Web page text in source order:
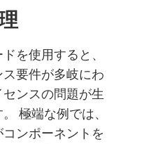
を使用すると、
要件が多岐にわ
ンスの問題が生
極端な例では、
ンポーネントを